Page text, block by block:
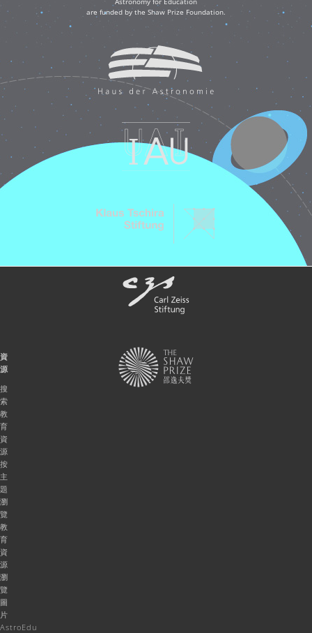
are funded by the Shaw Prize Foundation.
資
源
搜
索
教
育
資
源
按
主
題
瀏
覽
教
育
資
源
瀏
覽
圖
片
AstroEdu